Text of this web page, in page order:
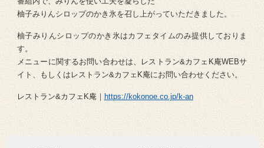
柚子みりんシロップのかき氷を召し上がっていただきました。
柚子みりんシロップのかき氷はカフェタイムのみ提供しておりま
す。
メニューに関するお問い合わせは、レストラン&カフェK庵WEBサ
イト、もしくはレストラン&カフェK庵にお問い合わせください。
レストラン&カフェK庵｜ https://kokonoe.co.jp/k-an